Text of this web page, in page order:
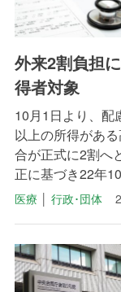
外来2割負担
得者対象
10月1日より、配
以上の所得があ
合が正式に2割へ
正に基づき22年
医療 │ 行政･団体